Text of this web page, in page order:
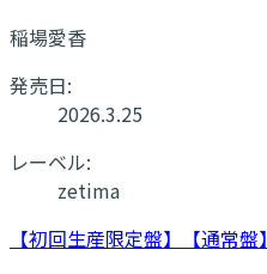
稲場愛香
発売日:
2026.3.25
レーベル:
zetima
【初回生産限定盤】
【通常盤】